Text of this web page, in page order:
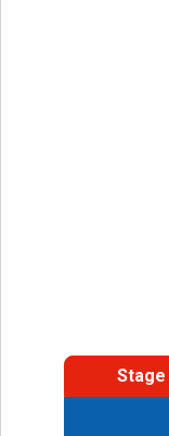
Stage